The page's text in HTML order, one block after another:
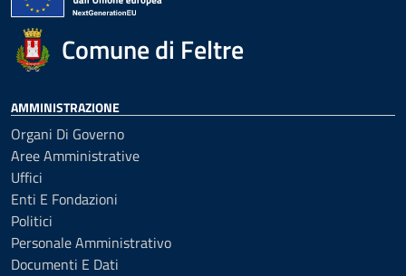
Comune di Feltre
AMMINISTRAZIONE
Organi Di Governo
Aree Amministrative
Uffici
Enti E Fondazioni
Politici
Personale Amministrativo
Documenti E Dati